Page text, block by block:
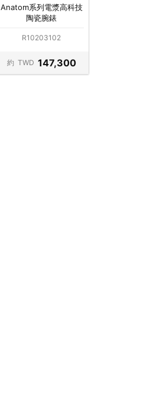
Anatom系列電漿高科技
陶瓷腕錶
R10203102
約 TWD 147,300